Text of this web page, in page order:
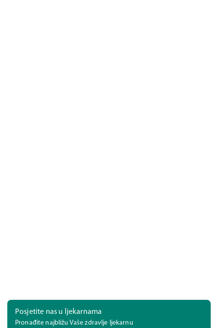
Posjetite nas u ljekarnama
Pronađite najbližu Vaše zdravlje ljekarnu